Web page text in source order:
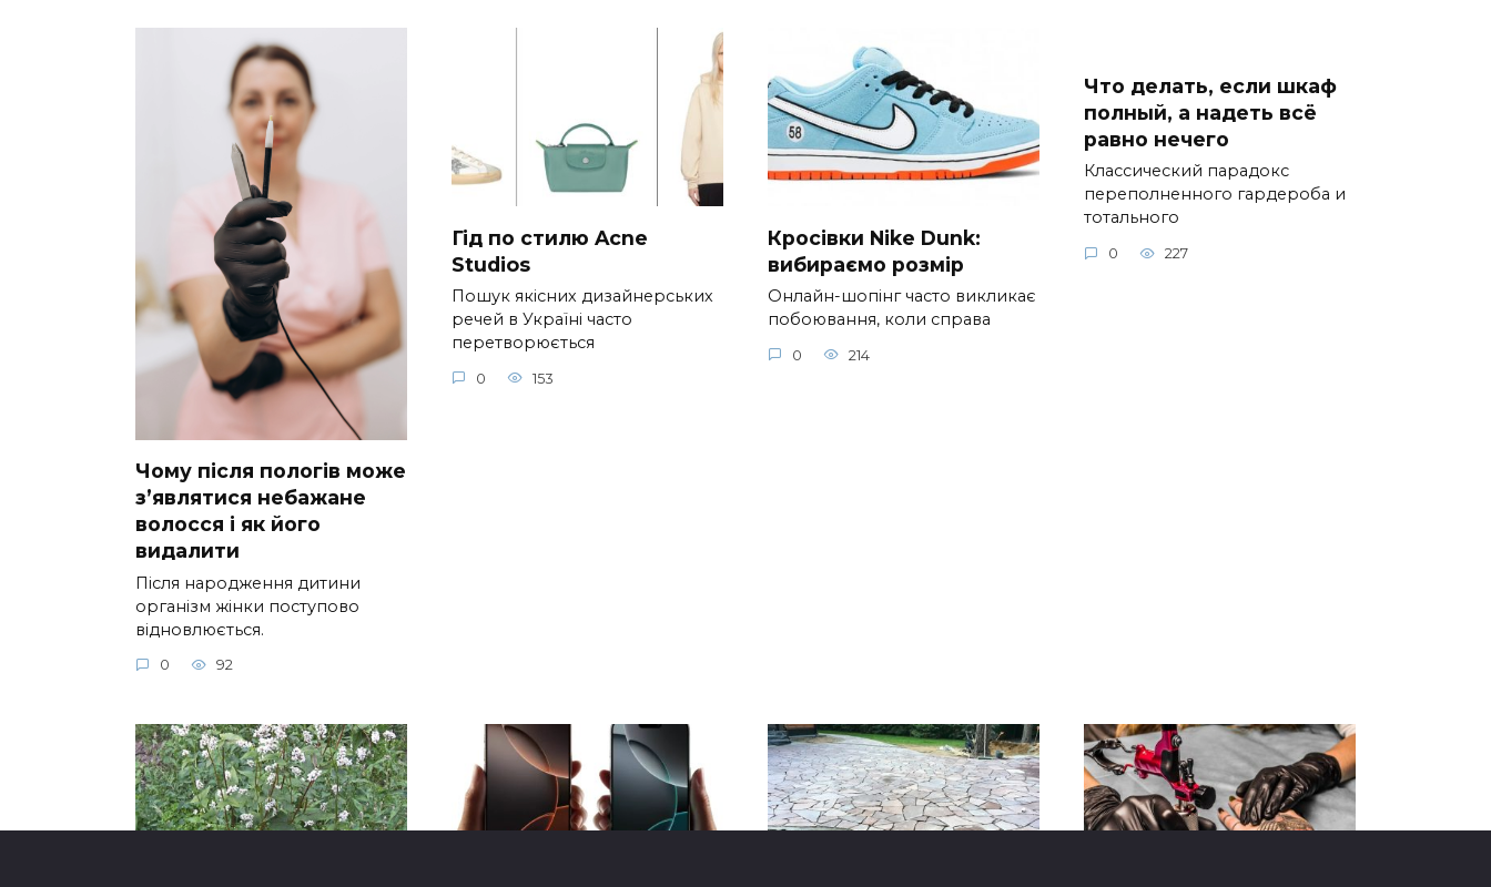
Чому після пологів може
з’являтися небажане
волосся і як його
видалити
Після народження дитини
організм жінки поступово
відновлюється.
0 92
Гід по стилю Acne
Studios
Пошук якісних дизайнерських
речей в Україні часто
перетворюється
0 153
Кросівки Nike Dunk:
вибираємо розмір
Онлайн-шопінг часто викликає
побоювання, коли справа
0 214
Что делать, если шкаф
полный, а надеть всё
равно нечего
Классический парадокс
переполненного гардероба и
тотального
0 227